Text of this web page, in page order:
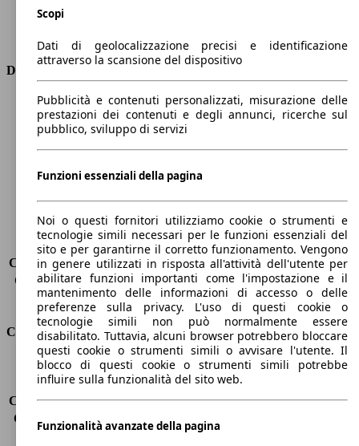
Trasmissione
Dimensioni
Lunghezza
4270 mm
Altezza
1460 mm
Larghezza
Peso massimo
1840 kg
Sedili
5
Carico sul tetto
-
Capacità di traino (senza freni) -
Capacità di traino (con freni)
-
Volume del bagagliaio
360 - 1150 l
Consumi
Emissioni di CO2*
87 g/km (komb.)
Consumo (urbano)
3.5 l/100km
Consumo (extra-urbano) 3.5 l/100km
Consumo (combinato)*
3.6 l/100km
Scopi
Dati di geolocalizzazione precisi e identificazione
attraverso la scansione del dispositivo
Pubblicità e contenuti personalizzati, misurazione delle
prestazioni dei contenuti e degli annunci, ricerche sul
pubblico, sviluppo di servizi
Funzioni essenziali della pagina
Noi o questi fornitori utilizziamo cookie o strumenti e
tecnologie simili necessari per le funzioni essenziali del
sito e per garantirne il corretto funzionamento. Vengono
in genere utilizzati in risposta all'attività dell'utente per
abilitare funzioni importanti come l'impostazione e il
mantenimento delle informazioni di accesso o delle
preferenze sulla privacy. L'uso di questi cookie o
tecnologie simili non può normalmente essere
disabilitato. Tuttavia, alcuni browser potrebbero bloccare
questi cookie o strumenti simili o avvisare l'utente. Il
blocco di questi cookie o strumenti simili potrebbe
influire sulla funzionalità del sito web.
Funzionalità avanzate della pagina